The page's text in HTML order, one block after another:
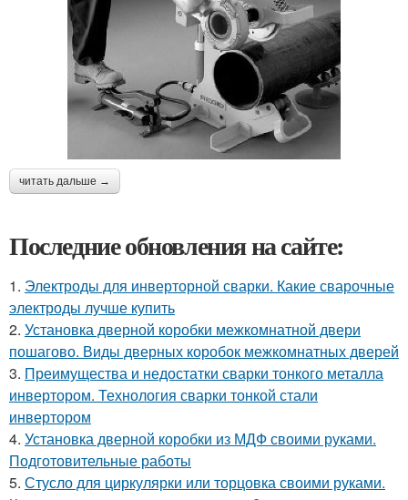
читать дальше →
Последние обновления на сайте:
1. Электроды для инверторной сварки. Какие сварочные
электроды лучше купить
2. Установка дверной коробки межкомнатной двери
пошагово. Виды дверных коробок межкомнатных дверей
3. Преимущества и недостатки сварки тонкого металла
инвертором. Технология сварки тонкой стали
инвертором
4. Установка дверной коробки из МДФ своими руками.
Подготовительные работы
5. Стусло для циркулярки или торцовка своими руками.